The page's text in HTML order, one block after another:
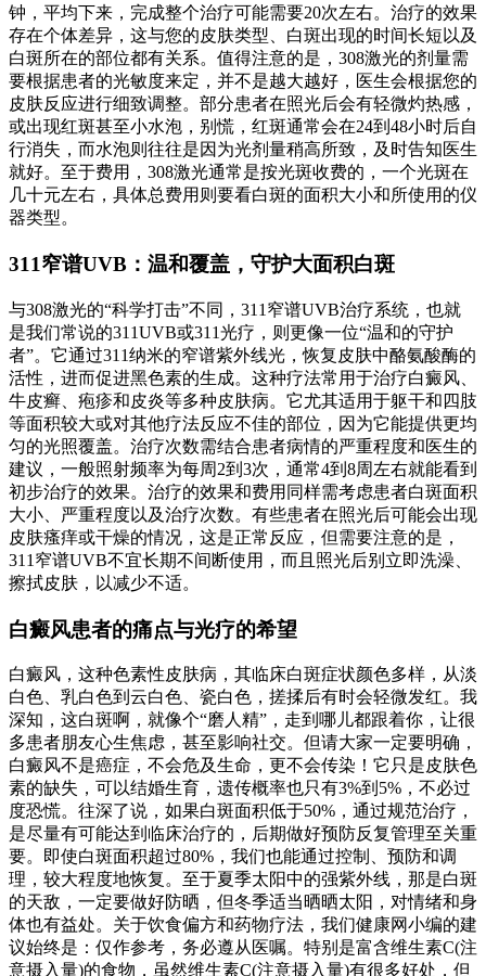
钟，平均下来，完成整个治疗可能需要20次左右。治疗的效果
存在个体差异，这与您的皮肤类型、白斑出现的时间长短以及
白斑所在的部位都有关系。值得注意的是，308激光的剂量需
要根据患者的光敏度来定，并不是越大越好，医生会根据您的
皮肤反应进行细致调整。部分患者在照光后会有轻微灼热感，
或出现红斑甚至小水泡，别慌，红斑通常会在24到48小时后自
行消失，而水泡则往往是因为光剂量稍高所致，及时告知医生
就好。至于费用，308激光通常是按光斑收费的，一个光斑在
几十元左右，具体总费用则要看白斑的面积大小和所使用的仪
器类型。
311窄谱UVB：温和覆盖，守护大面积白斑
与308激光的“科学打击”不同，311窄谱UVB治疗系统，也就
是我们常说的311UVB或311光疗，则更像一位“温和的守护
者”。它通过311纳米的窄谱紫外线光，恢复皮肤中酪氨酸酶的
活性，进而促进黑色素的生成。这种疗法常用于治疗白癜风、
牛皮癣、疱疹和皮炎等多种皮肤病。它尤其适用于躯干和四肢
等面积较大或对其他疗法反应不佳的部位，因为它能提供更均
匀的光照覆盖。治疗次数需结合患者病情的严重程度和医生的
建议，一般照射频率为每周2到3次，通常4到8周左右就能看到
初步治疗的效果。治疗的效果和费用同样需考虑患者白斑面积
大小、严重程度以及治疗次数。有些患者在照光后可能会出现
皮肤瘙痒或干燥的情况，这是正常反应，但需要注意的是，
311窄谱UVB不宜长期不间断使用，而且照光后别立即洗澡、
擦拭皮肤，以减少不适。
白癜风患者的痛点与光疗的希望
白癜风，这种色素性皮肤病，其临床白斑症状颜色多样，从淡
白色、乳白色到云白色、瓷白色，搓揉后有时会轻微发红。我
深知，这白斑啊，就像个“磨人精”，走到哪儿都跟着你，让很
多患者朋友心生焦虑，甚至影响社交。但请大家一定要明确，
白癜风不是癌症，不会危及生命，更不会传染！它只是皮肤色
素的缺失，可以结婚生育，遗传概率也只有3%到5%，不必过
度恐慌。往深了说，如果白斑面积低于50%，通过规范治疗，
是尽量有可能达到临床治疗的，后期做好预防反复管理至关重
要。即使白斑面积超过80%，我们也能通过控制、预防和调
理，较大程度地恢复。至于夏季太阳中的强紫外线，那是白斑
的天敌，一定要做好防晒，但冬季适当晒晒太阳，对情绪和身
体也有益处。关于饮食偏方和药物疗法，我们健康网小编的建
议始终是：仅作参考，务必遵从医嘱。特别是富含维生素C(注
意摄入量)的食物，虽然维生素C(注意摄入量)有很多好处，但